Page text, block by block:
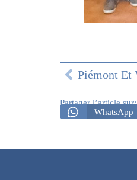
Partager l’article sur:
WhatsApp